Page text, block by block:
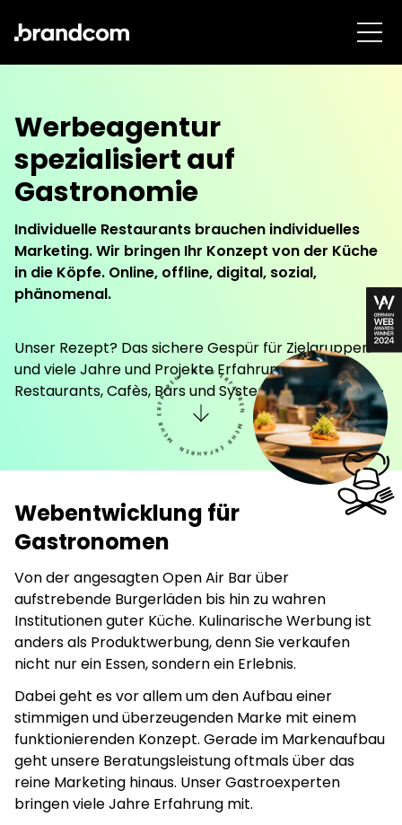
Werbeagentur
spezialisiert auf
Gastronomie
Individuelle Restaurants brauchen individuelles
Marketing. Wir bringen Ihr Konzept von der Küche
in die Köpfe. Online, offline, digital, sozial,
phänomenal.
Unser Rezept? Das sichere Gespür für Zielgruppen
und viele Jahre und Projekte Erfahrung für
Restaurants, Cafès, Bars und Systemgastronomie.
Webentwicklung für
Gastronomen
Von der angesagten Open Air Bar über
aufstrebende Burgerläden bis hin zu wahren
Institutionen guter Küche. Kulinarische Werbung ist
anders als Produktwerbung, denn Sie verkaufen
nicht nur ein Essen, sondern ein Erlebnis.
Dabei geht es vor allem um den Aufbau einer
stimmigen und überzeugenden Marke mit einem
funktionierenden Konzept. Gerade im Markenaufbau
geht unsere Beratungsleistung oftmals über das
reine Marketing hinaus. Unser Gastroexperten
bringen viele Jahre Erfahrung mit.